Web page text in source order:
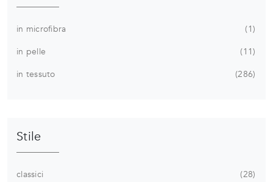
in microfibra
1
in pelle
11
in tessuto
286
Stile
classici
28